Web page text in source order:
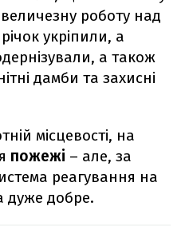
роботу над
укріпили, а
а також
дамби та захисні
місцевості, на
пожежі – але, за
реагування на
дуже добре.